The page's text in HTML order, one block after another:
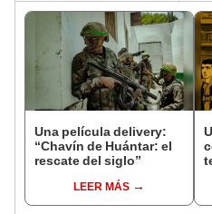
Una película delivery:
“Chavín de Huántar: el
rescate del siglo”
LEER MÁS